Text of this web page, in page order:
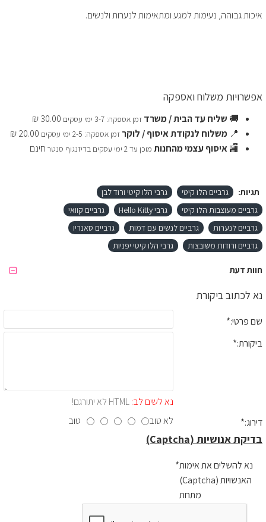
אפשרויות משלוח ואספקה
🚚 שליח עד הבית / משרד זמן אספקה: 3-7 ימי עסקים
30.00 ₪
📍 משלוח לנקודת איסוף / לוקר זמן אספקה: 2-5 ימי עסקים
20.00 ₪
🏬איסוף עצמי מהחנות מוכן עד 2 ימי עסקים בדיזנגוף סנטר חינם
איכות גבוהה, נעימות למגע ומתאימות לנערות ולנשים.
תגיות: גרביים הלו קיטי
גרבי הלו קיטי ורוד לבן
גרביים מעוצבות הלו קיטי
גרבי Hello Kitty
גרביים קוואי
גרביים לנערות
גרביים לנשים עם דמות
גרביים סאנריו
גרביים ורודות משובצות
גרבי הלו קיטי יפניות
חוות דעת
נא לכתוב ביקורת
שם פרטי:
ביקורת:
נא לשים לב:
דירוג:
לא טוב טוב
בדיקת אנושיות (Captcha)
נא להשלים את אימות
האנשויות (Captcha)
מתחת